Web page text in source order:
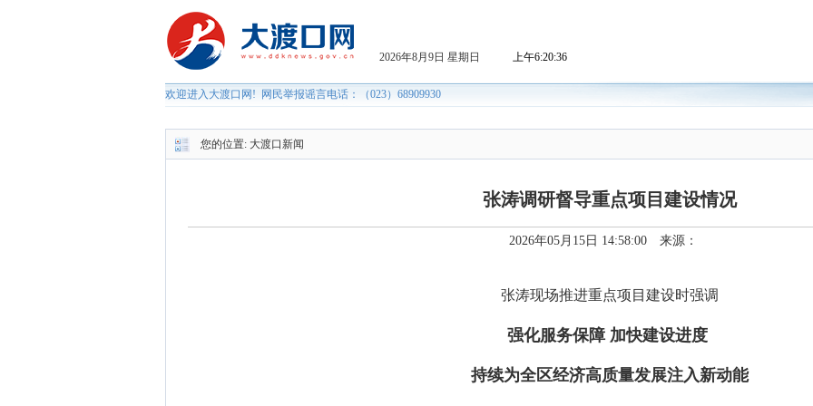
您的位置: 大渡口新闻
张涛调研督导重点项目建设情况
2026年05月15日 14:58:00 来源：
张涛现场推进重点项目建设时强调
强化服务保障 加快建设进度
持续为全区经济高质量发展注入新动能